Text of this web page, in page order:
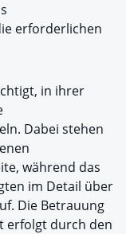
erforderlichen
in ihrer
Dabei stehen
während das
im Detail über
Die Betrauung
erfolgt durch den